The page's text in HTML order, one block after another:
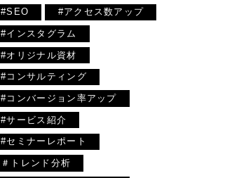
#SEO #アクセス数アップ
#インスタグラム
#オリジナル資材
#コンサルティング
#コンバージョン率アップ
#サービス紹介
#セミナーレポート
＃トレンド分析